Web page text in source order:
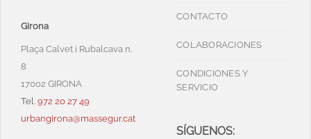
Girona
Plaça Calvet i Rubalcava n.
8
17002 GIRONA
Tel. 972 20 27 49
urbangirona@massegur.cat
CONTACTO
COLABORACIONES
CONDICIONES Y
SERVICIO
SÍGUENOS: